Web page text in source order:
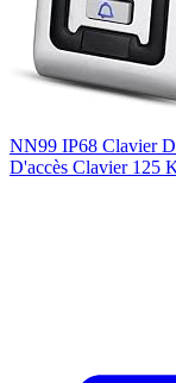
NN99 IP68 Clavier
D'accès Clavier 125